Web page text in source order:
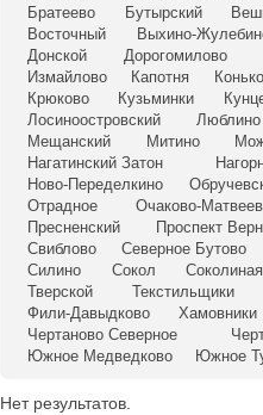
Братеево
Бутырский
Восточный
Выхино-
Донской
Дорогомилово
Измайлово
Капотня
Крюково
Кузьминки
Лосиноостровский
Люблино
Мещанский
Митино
Нагатинский Затон
Ново-Переделкино
Отрадное
Очаково-
Пресненский
Проспект
Свиблово
Северное Бутово
Силино
Сокол
Тверской
Текстильщики
Фили-Давыдково
Хамовники
Чертаново Северное
Южное Медведково
Южное
Нет результатов.